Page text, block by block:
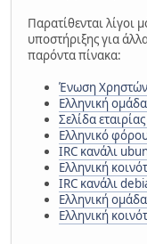
Παρατίθενται λίγοι
υποστήριξης για
παρόντα πίνακα:
Ένωση
Ελληνική
Σελίδα
Ελληνικό
IRC κανάλι
Ελληνική
IRC κανάλι
Ελληνική
Ελληνική